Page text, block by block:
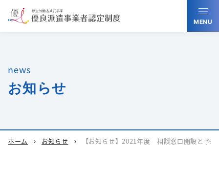
MENU
news
お知らせ
ホーム chevron_right お知らせ chevron_right 【お知らせ】2021年度 相談窓口開設と予